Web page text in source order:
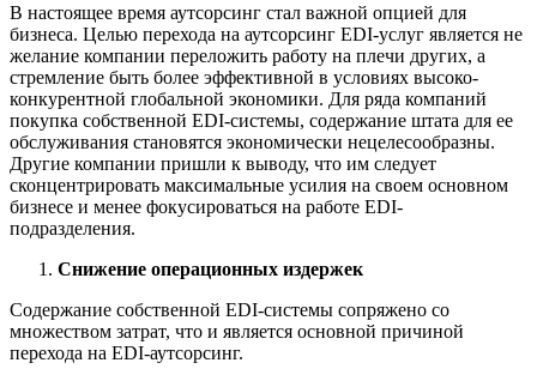
В настоящее время аутсорсинг стал важной опцией для
бизнеса. Целью перехода на аутсорсинг EDI-услуг является не
желание компании переложить работу на плечи других, а
стремление быть более эффективной в условиях высоко-
конкурентной глобальной экономики. Для ряда компаний
покупка собственной EDI-системы, содержание штата для ее
обслуживания становятся экономически нецелесообразны.
Другие компании пришли к выводу, что им следует
сконцентрировать максимальные усилия на своем основном
бизнесе и менее фокусироваться на работе EDI-
подразделения.
Снижение операционных издержек
Содержание собственной EDI-системы сопряжено со
множеством затрат, что и является основной причиной
перехода на EDI-аутсорсинг.